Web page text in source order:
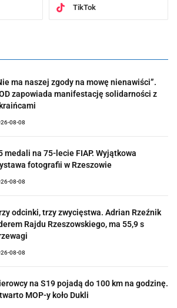
TikTok
ma naszej zgody na mowę nienawiści”.
zapowiada manifestację solidarności z
08-08
medali na 75-lecie FIAP. Wyjątkowa
fotografii w Rzeszowie
08-08
odcinki, trzy zwycięstwa. Adrian Rzeźnik
Rajdu Rzeszowskiego, ma 55,9 s
08-08
na S19 pojadą do 100 km na godzinę.
MOP-y koło Dukli